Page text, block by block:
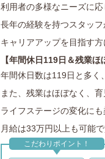
利用者の多様なニーズに
長年の経験を持つスタッフ
キャリアアップを目指す
【年間休日119日＆残業ほ
年間休日数は119日と多く
また、残業はほぼなく、
ライフステージの変化にも
月給は33万円以上も可能
こだわりポイント！